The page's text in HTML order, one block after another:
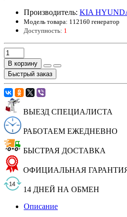
Производитель: KIA
Модель товара: 112160 генератор
Доступность: 1
В корзину
Быстрый заказ
ВЫЕЗД СПЕЦИАЛИСТА
РАБОТАЕМ ЕЖЕДНЕВНО
БЫСТРАЯ ДОСТАВКА
ОФИЦИАЛЬНАЯ
14 ДНЕЙ НА ОБМЕН
Описание